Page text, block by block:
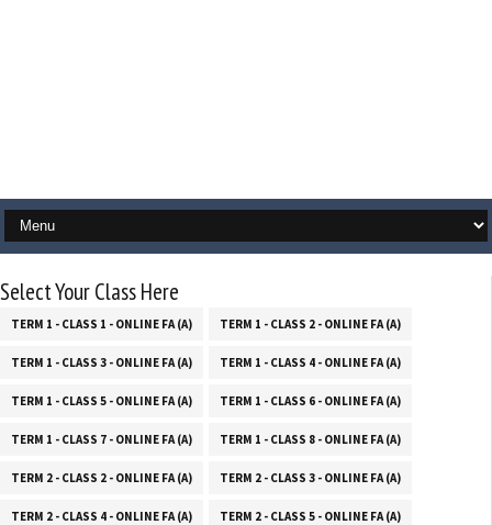
Select Your Class Here
TERM 1 - CLASS 1 - ONLINE FA (A) TERM 1 - CLASS 2 - ONLINE FA (A)
TERM 1 - CLASS 3 - ONLINE FA (A) TERM 1 - CLASS 4 - ONLINE FA (A)
TERM 1 - CLASS 5 - ONLINE FA (A) TERM 1 - CLASS 6 - ONLINE FA (A)
TERM 1 - CLASS 7 - ONLINE FA (A) TERM 1 - CLASS 8 - ONLINE FA (A)
TERM 2 - CLASS 2 - ONLINE FA (A) TERM 2 - CLASS 3 - ONLINE FA (A)
TERM 2 - CLASS 4 - ONLINE FA (A) TERM 2 - CLASS 5 - ONLINE FA (A)